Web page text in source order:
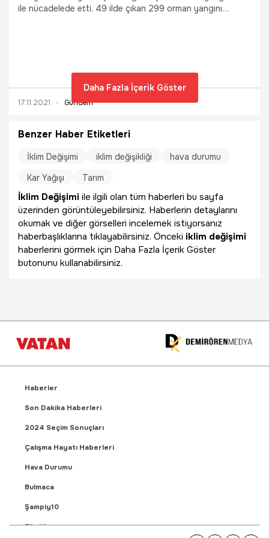
ile nücadelede etti. 49 ilde çıkan 299 orman yangını
17.11.2021 Gündem
Daha Fazla İçerik Göster
Benzer Haber Etiketleri
İklim Değişimi iklim değişikliği
hava durumu
Kar Yağışı
Tarım
İklim Değişimi ile ilgili olan tüm haberleri bu sayfa
üzerinden görüntüleyebilirsiniz. Haberlerin detaylarını
okumak ve diğer görselleri incelemek istiyorsanız
haberbaşlıklarına tıklayabilirsiniz. Önceki iklim değişimi
haberlerini görmek için Daha Fazla İçerik Göster
butonunu kullanabilirsiniz.
Haberler
Son Dakika Haberleri
2024 Seçim Sonuçları
Çalışma Hayatı Haberleri
Hava Durumu
Bulmaca
Şampiy10
Fikstür